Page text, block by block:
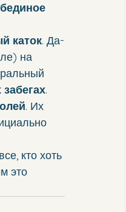
каток. Да-
на
.
. Их
кто хоть
это